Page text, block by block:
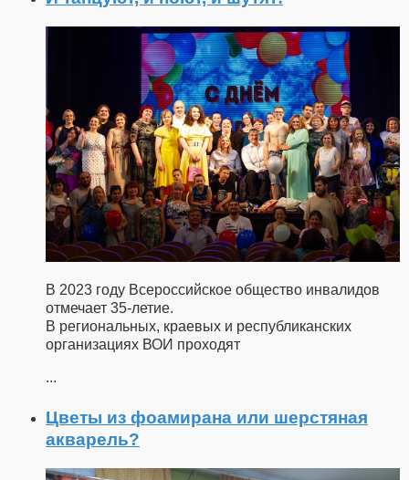
В 2023 году Всероссийское общество инвалидов
отмечает 35-летие.
В региональных, краевых и республиканских
организациях ВОИ проходят
...
Цветы из фоамирана или шерстяная
акварель?